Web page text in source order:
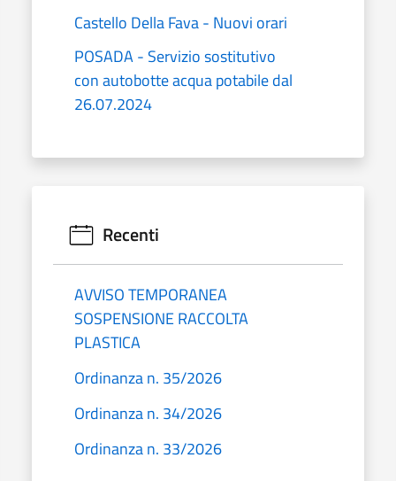
Castello Della Fava - Nuovi orari
POSADA - Servizio sostitutivo
con autobotte acqua potabile dal
26.07.2024
Recenti
AVVISO TEMPORANEA
SOSPENSIONE RACCOLTA
PLASTICA
Ordinanza n. 35/2026
Ordinanza n. 34/2026
Ordinanza n. 33/2026